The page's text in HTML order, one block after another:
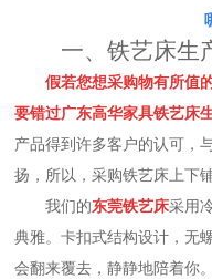
一、铁艺床生
假若您想采购物有所值
要错过广东高华家具铁艺床
产品得到许多客户的认可，
扬，所以，采购铁艺床上下
我们的东莞铁艺床采用
典雅。卡扣式结构设计，无
会翻来覆去，静静地陪着你。